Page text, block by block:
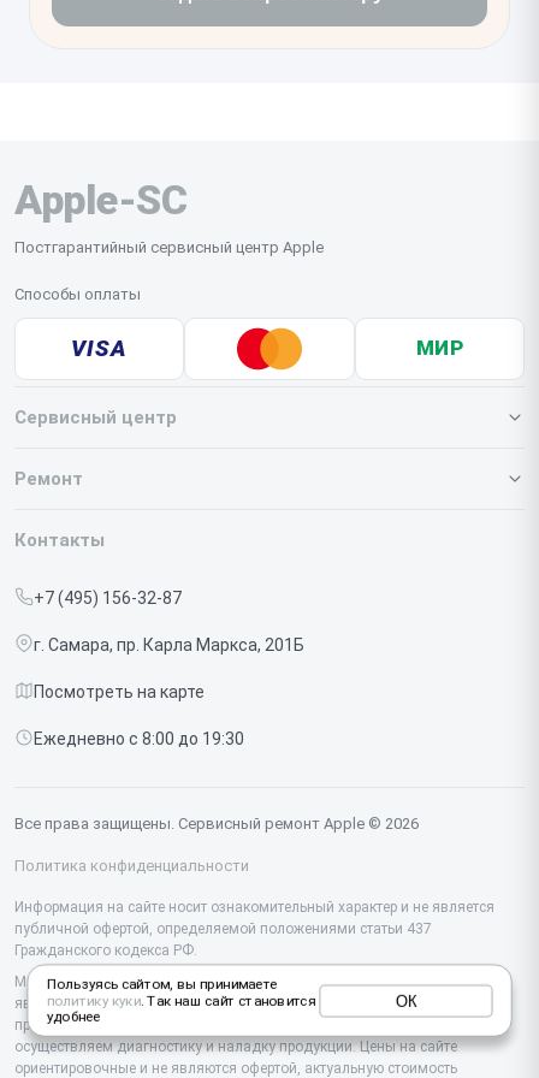
Apple-SC
Постгарантийный сервисный центр Apple
Способы оплаты
VISA МИР
Сервисный центр
О нашем сервисе
Срочный ремонт
Доставка и способы оплаты
Диагностика
Контакты
Ремонт
Iphone
Studio Display
Vision Pro
Контакты
+7 (495) 156-32-87
г. Самара, пр. Карла Маркса, 201Б
Посмотреть на карте
Ежедневно с 8:00 до 19:30
Все права защищены. Сервисный ремонт Apple © 2026
Политика конфиденциальности
Информация на сайте носит ознакомительный характер и не является
публичной офертой, определяемой положениями статьи 437
Гражданского кодекса РФ.
Мы специализируемся на обслуживании и ремонте техники Apple, но не
являемся их официальным представителем. Предоставляем
профессиональные услуги после истечения гарантии, а также
осуществляем диагностику и наладку продукции. Цены на сайте
ориентировочные и не являются офертой, актуальную стоимость
Пользуясь сайтом, вы принимаете
политику куки. Так наш сайт становится
удобнее
ОК